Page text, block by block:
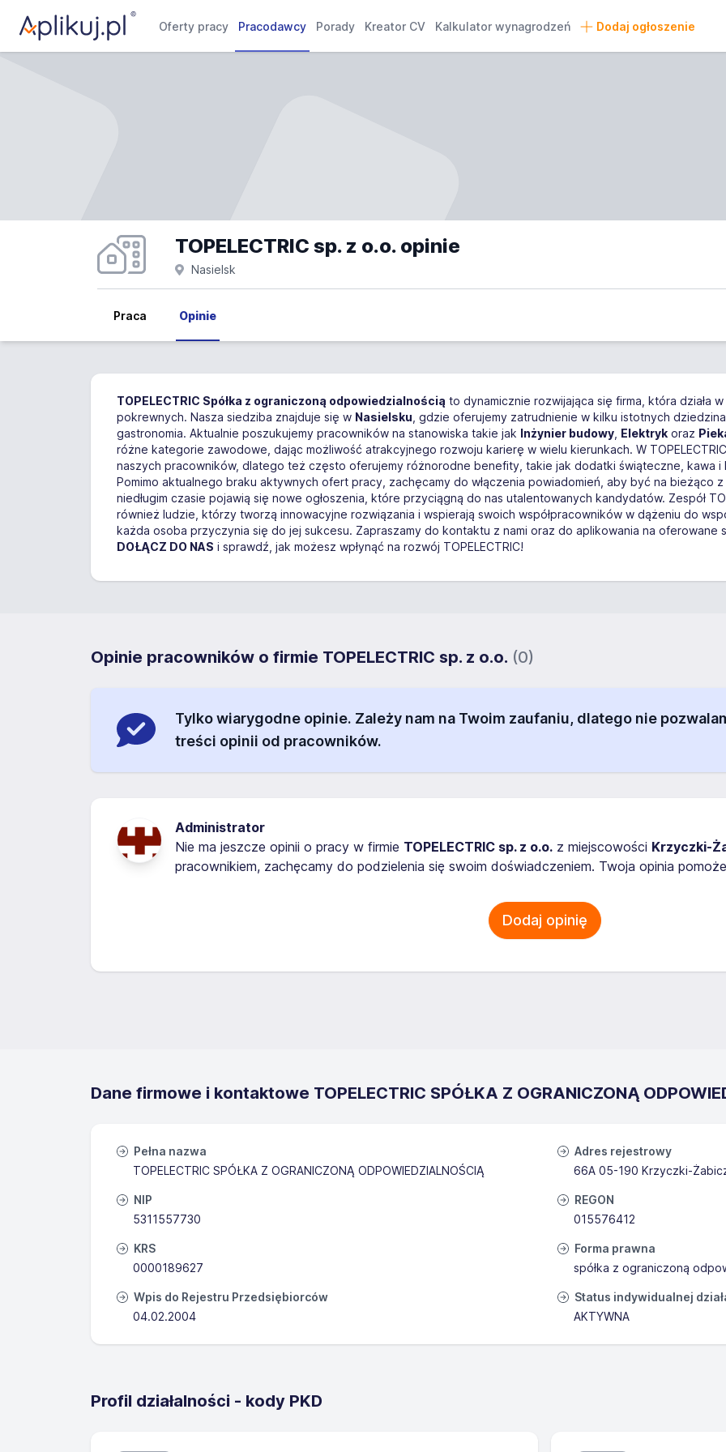
Oferty pracy Pracodawcy Porady Kreator CV Kalkulator wynagrodzeń Dodaj ogłoszenie
TOPELECTRIC sp. z o.o. opinie
Nasielsk
Praca Opinie
TOPELECTRIC Spółka z ograniczoną odpowiedzialnością to dynamicznie rozwijająca się firma, która działa
pokrewnych. Nasza siedziba znajduje się w Nasielsku , gdzie oferujemy zatrudnienie w kilku istotnych
gastronomia. Aktualnie poszukujemy pracowników na stanowiska takie jak Inżynier budowy Elektryk oraz
różne kategorie zawodowe, dając możliwość atrakcyjnego rozwoju karierę w wielu kierunkach. W
naszych pracowników, dlatego też często oferujemy różnorodne benefity, takie jak dodatki świąteczne, kawa
Pomimo aktualnego braku aktywnych ofert pracy, zachęcamy do włączenia powiadomień, aby być na bieżąco
niedługim czasie pojawią się nowe ogłoszenia, które przyciągną do nas utalentowanych kandydatów. Zespół
również ludzie, którzy tworzą innowacyjne rozwiązania i wspierają swoich współpracowników w dążeniu do
każda osoba przyczynia się do jej sukcesu. Zapraszamy do kontaktu z nami oraz do aplikowania na
DOŁĄCZ DO NAS i sprawdź, jak możesz wpłynąć na rozwój TOPELECTRIC!
Opinie pracowników o firmie TOPELECTRIC sp. z o.o. (0)
Tylko wiarygodne opinie. Zależy nam na Twoim zaufaniu, dlatego nie
treści opinii od pracowników.
Administrator
Nie ma jeszcze opinii o pracy w firmie TOPELECTRIC sp. z o.o. z miejscowości Krzyczki-
pracownikiem, zachęcamy do podzielenia się swoim doświadczeniem. Twoja opinia
Dodaj opinię
Dane firmowe i kontaktowe TOPELECTRIC SPÓŁKA Z OGRANICZONĄ
Pełna nazwa
TOPELECTRIC SPÓŁKA Z OGRANICZONĄ ODPOWIEDZIALNOŚCIĄ
Adres rejestrowy
66A 05-190 Krzyczki-
NIP
5311557730
REGON
015576412
KRS
0000189627
Forma prawna
spółka z ograniczoną
Wpis do Rejestru Przedsiębiorców
04.02.2004
Status indywidualnej
AKTYWNA
Profil działalności - kody PKD